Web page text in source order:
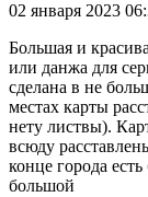
02 января 2023
Большая и
или данжа для
сделана в не
местах карты
нету листвы).
всюду
конце города
большой